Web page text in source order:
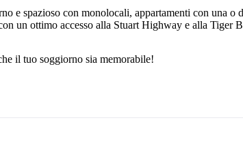
e spazioso con monolocali, appartamenti con una
un ottimo accesso alla Stuart Highway e alla Tiger
il tuo soggiorno sia memorabile!